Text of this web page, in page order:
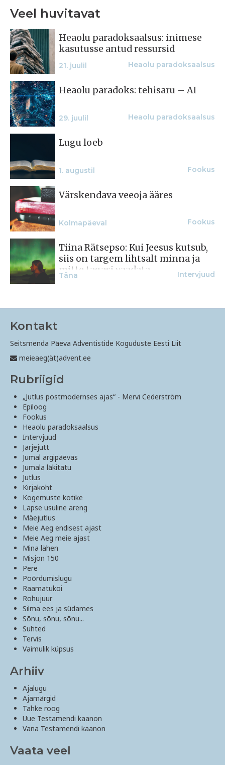
Veel huvitavat
Heaolu paradoksaalsus: inimese
kasutusse antud ressursid
21. juulil Heaolu paradoksaalsus
Heaolu paradoks: tehisaru – AI
29. juulil Heaolu paradoksaalsus
Lugu loeb
1. augustil Fookus
Värskendava veeoja ääres
Kolmapäeval Fookus
Tiina Rätsepso: Kui Jeesus kutsub,
siis on targem lihtsalt minna ja
mitte tagasi vaadata
Täna Intervjuud
Kontakt
Seitsmenda Päeva Adventistide Koguduste Eesti Liit
meieaeg(ät)advent.ee
Rubriigid
„Jutlus postmodernses ajas“ - Mervi Cederström
Epiloog
Fookus
Heaolu paradoksaalsus
Intervjuud
Järjejutt
Jumal argipäevas
Jumala läkitatu
Jutlus
Kirjakoht
Kogemuste kotike
Lapse usuline areng
Mäejutlus
Meie Aeg endisest ajast
Meie Aeg meie ajast
Mina lähen
Misjon 150
Pere
Pöördumislugu
Raamatukoi
Rohujuur
Silma ees ja südames
Sõnu, sõnu, sõnu...
Suhted
Tervis
Vaimulik küpsus
Arhiiv
Ajalugu
Ajamärgid
Tahke roog
Uue Testamendi kaanon
Vana Testamendi kaanon
Vaata veel